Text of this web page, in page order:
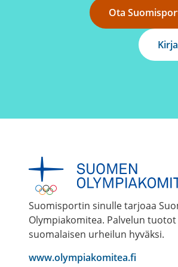
Ota
Suomisportin sinulle tarjoaa
Olympiakomitea. Palvelun
suomalaisen urheilun hyväksi.
www.olympiakomitea.fi